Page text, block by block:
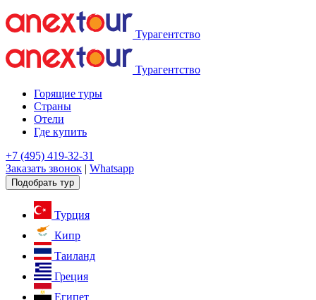
Турагентство
Турагентство
Горящие туры
Страны
Отели
Где купить
+7 (495) 419-32-31
Заказать звонок | Whatsapp
Подобрать тур
Турция
Кипр
Таиланд
Греция
Египет